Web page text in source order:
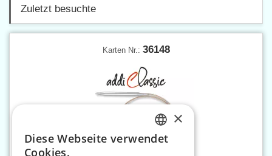
Zuletzt besuchte
Karten Nr.: 36148
CZECH
×
Diese Webseite verwendet
Cookies.